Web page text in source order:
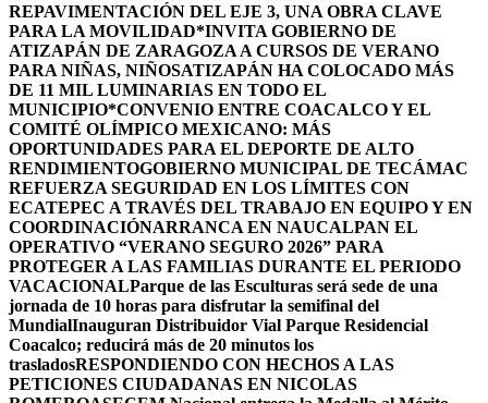
REPAVIMENTACIÓN DEL EJE 3, UNA OBRA CLAVE
PARA LA MOVILIDAD*INVITA GOBIERNO DE
ATIZAPÁN DE ZARAGOZA A CURSOS DE VERANO
PARA NIÑAS, NIÑOSATIZAPÁN HA COLOCADO MÁS
DE 11 MIL LUMINARIAS EN TODO EL
MUNICIPIO*CONVENIO ENTRE COACALCO Y EL
COMITÉ OLÍMPICO MEXICANO: MÁS
OPORTUNIDADES PARA EL DEPORTE DE ALTO
RENDIMIENTOGOBIERNO MUNICIPAL DE TECÁMAC
REFUERZA SEGURIDAD EN LOS LÍMITES CON
ECATEPEC A TRAVÉS DEL TRABAJO EN EQUIPO Y EN
COORDINACIÓNARRANCA EN NAUCALPAN EL
OPERATIVO “VERANO SEGURO 2026” PARA
PROTEGER A LAS FAMILIAS DURANTE EL PERIODO
VACACIONALParque de las Esculturas será sede de una
jornada de 10 horas para disfrutar la semifinal del
MundialInauguran Distribuidor Vial Parque Residencial
Coacalco; reducirá más de 20 minutos los
trasladosRESPONDIENDO CON HECHOS A LAS
PETICIONES CIUDADANAS EN NICOLAS